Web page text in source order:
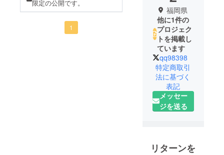
限定の公開です。
1
福岡県
他に1件の
プロジェク
トを掲載し
ています
qq98398
特定商取引
法に基づく
表記
メッセー
ジを送る
リターンを